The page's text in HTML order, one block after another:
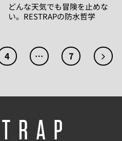
どんな天気でも冒険を止めな
い。RESTRAPの防水哲学
4 … 7